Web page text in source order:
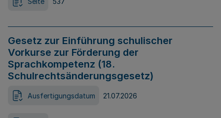
Gesetz zur Einführung schulischer
Vorkurse zur Förderung der
Sprachkompetenz (18.
Schulrechtsänderungsgesetz)
Ausfertigungsdatum 21.07.2026